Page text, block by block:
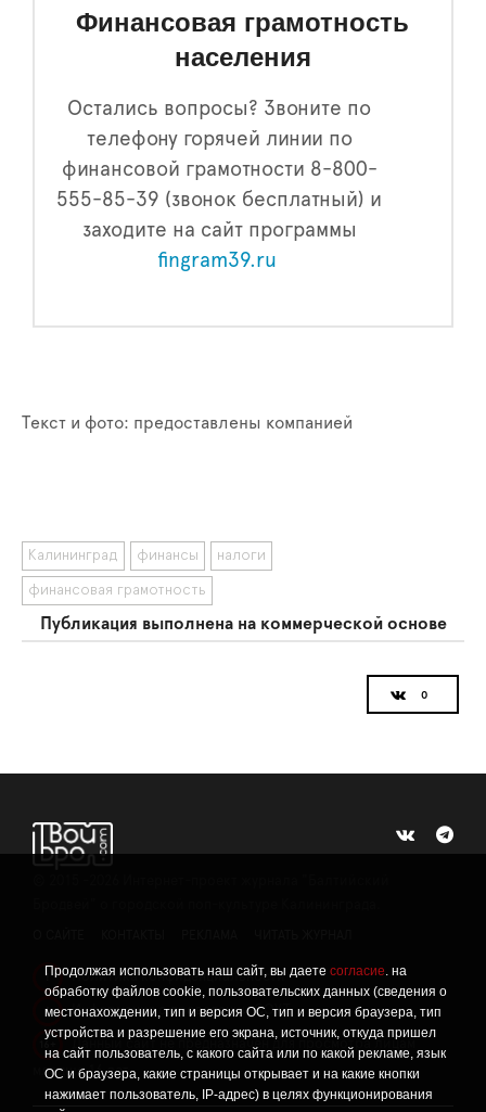
Продолжая использовать наш сайт, вы даете согласие. на
обработку файлов cookie, пользовательских данных (сведения о
местонахождении, тип и версия ОС, тип и версия браузера, тип
устройства и разрешение его экрана, источник, откуда пришел
на сайт пользователь, с какого сайта или по какой рекламе, язык
ОС и браузера, какие страницы открывает и на какие кнопки
нажимает пользователь, IP-адрес) в целях функционирования
Финансовая грамотность
населения
Остались вопросы? Звоните по
телефону горячей линии по
финансовой грамотности 8-800-
555-85-39 (звонок бесплатный) и
заходите на сайт программы
fingram39.ru
Текст и фото: предоставлены компанией
Калининград финансы налоги
финансовая грамотность
Публикация выполнена на коммерческой основе
! Политика конфиденциальности
! Информация о проведении СОУТ
Данный сайт не предназначен для просмотра лицам
младше 16 лет.